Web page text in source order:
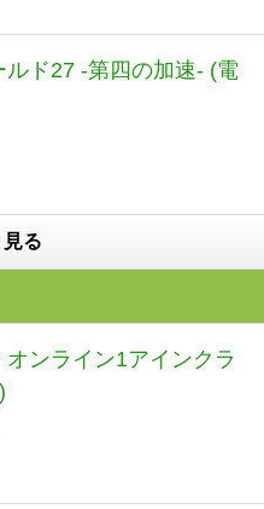
ルド27 -第四の加速- (電
見る
ンライン1アインクラ